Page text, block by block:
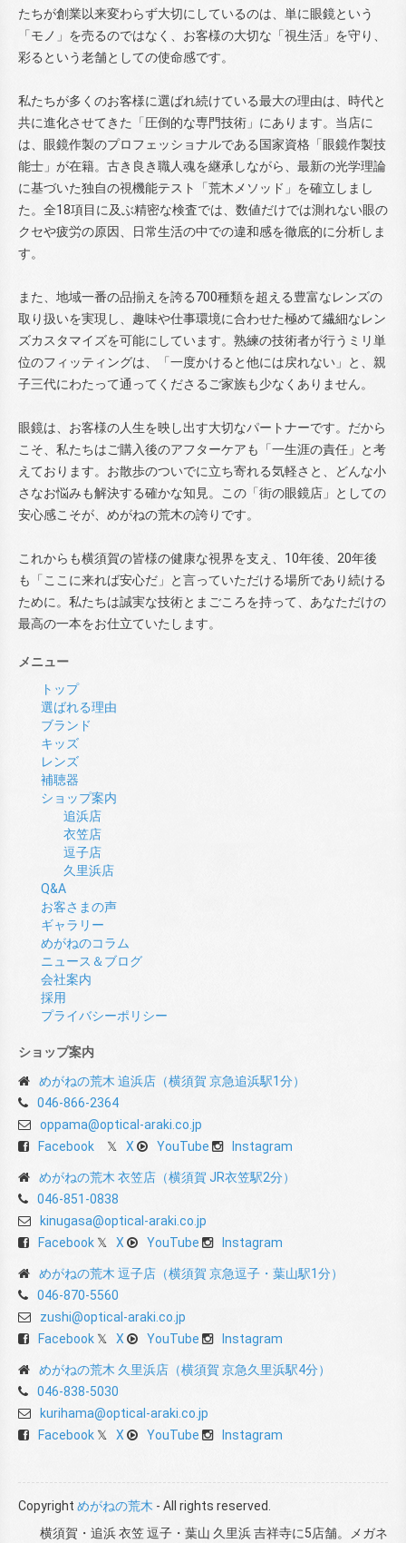
たちが創業以来変わらず大切にしているのは、単に眼鏡という
「モノ」を売るのではなく、お客様の大切な「視生活」を守り、
彩るという老舗としての使命感です。
私たちが多くのお客様に選ばれ続けている最大の理由は、時代と
共に進化させてきた「圧倒的な専門技術」にあります。当店に
は、眼鏡作製のプロフェッショナルである国家資格「眼鏡作製技
能士」が在籍。古き良き職人魂を継承しながら、最新の光学理論
に基づいた独自の視機能テスト「荒木メソッド」を確立しまし
た。全18項目に及ぶ精密な検査では、数値だけでは測れない眼の
クセや疲労の原因、日常生活の中での違和感を徹底的に分析しま
す。
また、地域一番の品揃えを誇る700種類を超える豊富なレンズの
取り扱いを実現し、趣味や仕事環境に合わせた極めて繊細なレン
ズカスタマイズを可能にしています。熟練の技術者が行うミリ単
位のフィッティングは、「一度かけると他には戻れない」と、親
子三代にわたって通ってくださるご家族も少なくありません。
眼鏡は、お客様の人生を映し出す大切なパートナーです。だから
こそ、私たちはご購入後のアフターケアも「一生涯の責任」と考
えております。お散歩のついでに立ち寄れる気軽さと、どんな小
さなお悩みも解決する確かな知見。この「街の眼鏡店」としての
安心感こそが、めがねの荒木の誇りです。
これからも横須賀の皆様の健康な視界を支え、10年後、20年後
も「ここに来れば安心だ」と言っていただける場所であり続ける
ために。私たちは誠実な技術とまごころを持って、あなただけの
最高の一本をお仕立ていたします。
メニュー
トップ
選ばれる理由
ブランド
キッズ
レンズ
補聴器
ショップ案内
追浜店
衣笠店
逗子店
久里浜店
Q&A
お客さまの声
ギャラリー
めがねのコラム
ニュース＆ブログ
会社案内
採用
プライバシーポリシー
ショップ案内
めがねの荒木 追浜店（横須賀 京急追浜駅1分）
046-866-2364
oppama@optical-araki.co.jp
Facebook
X YouTube Instagram
めがねの荒木 衣笠店（横須賀 JR衣笠駅2分）
046-851-0838
kinugasa@optical-araki.co.jp
Facebook
X YouTube Instagram
めがねの荒木 逗子店（横須賀 京急逗子・葉山駅1分）
046-870-5560
zushi@optical-araki.co.jp
Facebook
X YouTube Instagram
めがねの荒木 久里浜店（横須賀 京急久里浜駅4分）
046-838-5030
kurihama@optical-araki.co.jp
Facebook
X YouTube Instagram
Copyright めがねの荒木 - All rights reserved.
横須賀・追浜 衣笠 逗子・葉山 久里浜 吉祥寺に5店舗。メガネ